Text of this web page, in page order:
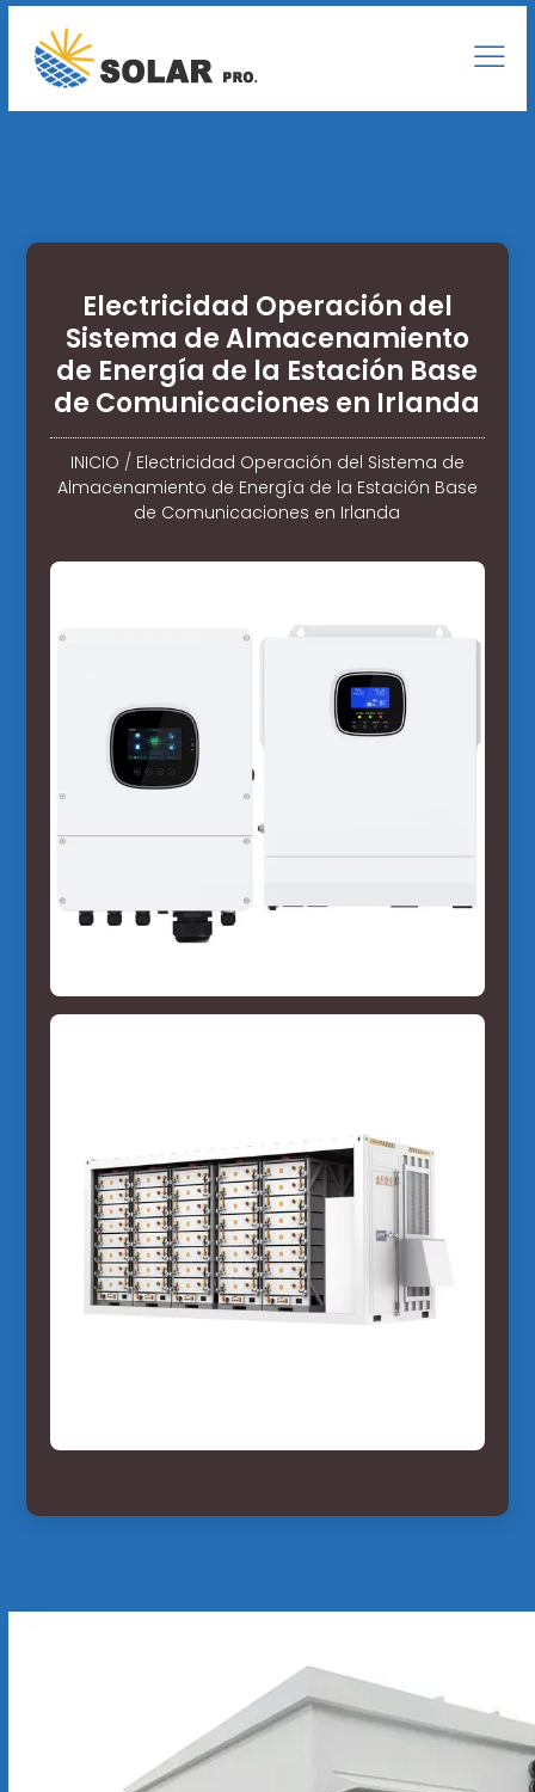
Electricidad Operación del
Sistema de Almacenamiento
de Energía de la Estación Base
de Comunicaciones en Irlanda
INICIO / Electricidad Operación del Sistema de
Almacenamiento de Energía de la Estación Base
de Comunicaciones en Irlanda